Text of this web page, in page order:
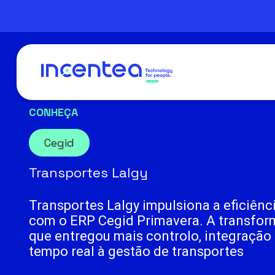
main
content
Cegid
CONHEÇA
Transportes Lalgy
Transportes Lalgy impulsiona a
com o ERP Cegid Primavera. A
que entregou mais controlo, integração
tempo real à gestão de transportes